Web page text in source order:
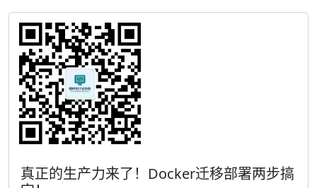
真正的生产力来了！Docker迁移部署两步搞